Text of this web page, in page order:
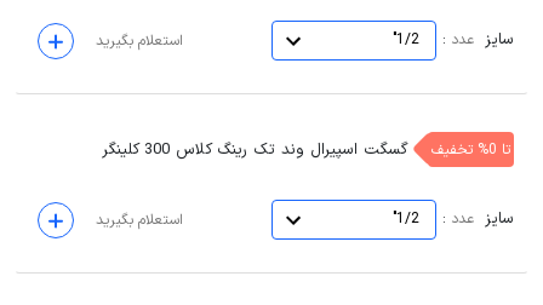
سایز عدد :
1/2" استعلام بگیرید
تا 0% تخفیف گسگت اسپیرال وند تک رینگ کلاس 300 کلینگر
سایز عدد :
1/2" استعلام بگیرید